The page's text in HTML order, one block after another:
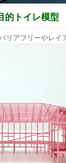
的トイレ模型
リアフリーやレイ